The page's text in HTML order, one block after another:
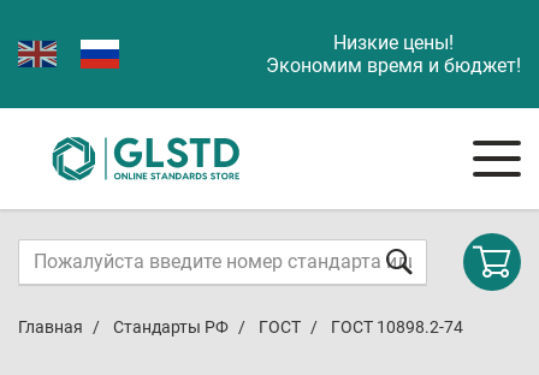
Низкие цены!
Экономим время и бюджет!
Главная Стандарты РФ ГОСТ ГОСТ 10898.2-74